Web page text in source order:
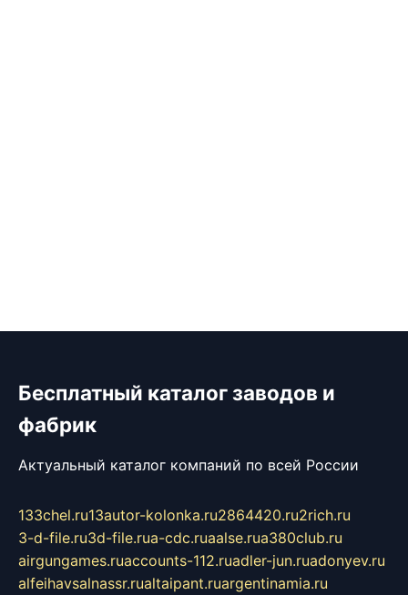
Бесплатный каталог заводов и
фабрик
Актуальный каталог компаний по всей России
133chel.ru13autor-kolonka.ru2864420.ru2rich.ru
3-d-file.ru3d-file.rua-cdc.ruaalse.rua380club.ru
airgungames.ruaccounts-112.ruadler-jun.ruadonyev.ru
alfeihavsalnassr.rualtaipant.ruargentinamia.ru